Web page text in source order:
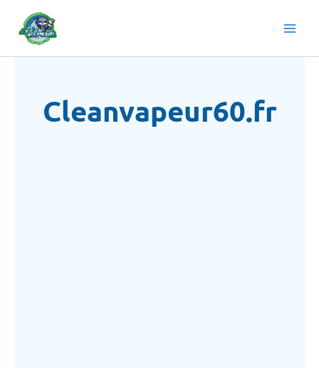
contenu
Cleanvapeur60.fr